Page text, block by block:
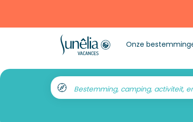
Onze
Bestemming, camping, activiteit,